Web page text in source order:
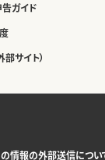
ガイド
サイト）
情報の外部送信につい